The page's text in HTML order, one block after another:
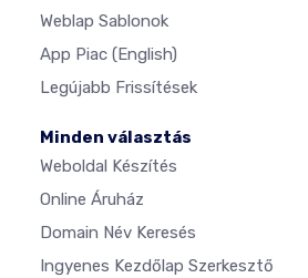
Weblap Sablonok
App Piac (English)
Legújabb Frissítések
Minden választás
Weboldal Készítés
Online Áruház
Domain Név Keresés
Ingyenes Kezdőlap Szerkesztő